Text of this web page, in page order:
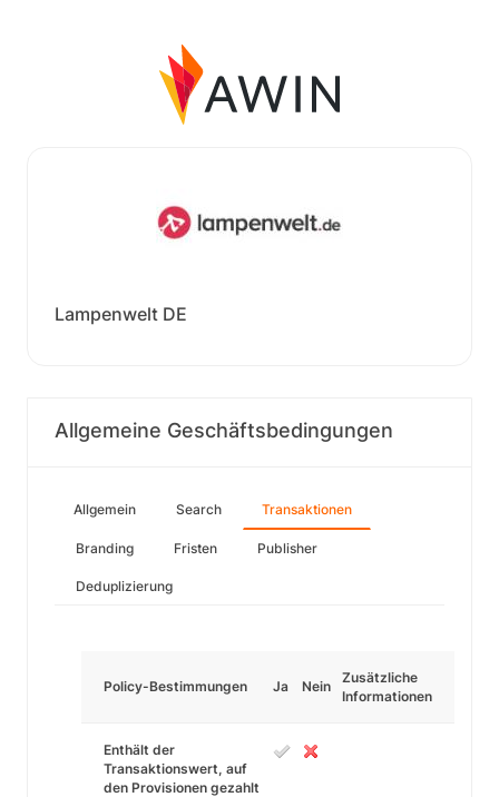
Lampenwelt DE
Allgemeine Geschäftsbedingungen
Allgemein Search Transaktionen
Branding Fristen Publisher
Deduplizierung
Policy-Bestimmungen Ja Nein
Zusätzliche
Informationen
Enthält der
Transaktionswert, auf
den Provisionen gezahlt